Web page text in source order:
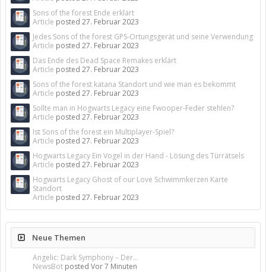
Sons of the forest Ende erklärt
Article posted 27. Februar 2023
Jedes Sons of the forest GPS-Ortungsgerät und seine Verwendung
Article posted 27. Februar 2023
Das Ende des Dead Space Remakes erklärt
Article posted 27. Februar 2023
Sons of the forest katana Standort und wie man es bekommt
Article posted 27. Februar 2023
Sollte man in Hogwarts Legacy eine Fwooper-Feder stehlen?
Article posted 27. Februar 2023
Ist Sons of the forest ein Multiplayer-Spiel?
Article posted 27. Februar 2023
Hogwarts Legacy Ein Vogel in der Hand - Lösung des Türrätsels
Article posted 27. Februar 2023
Hogwarts Legacy Ghost of our Love Schwimmkerzen Karte
Standort
Article posted 27. Februar 2023
Neue Themen
Angelic: Dark Symphony – Der...
NewsBot posted Vor 7 Minuten